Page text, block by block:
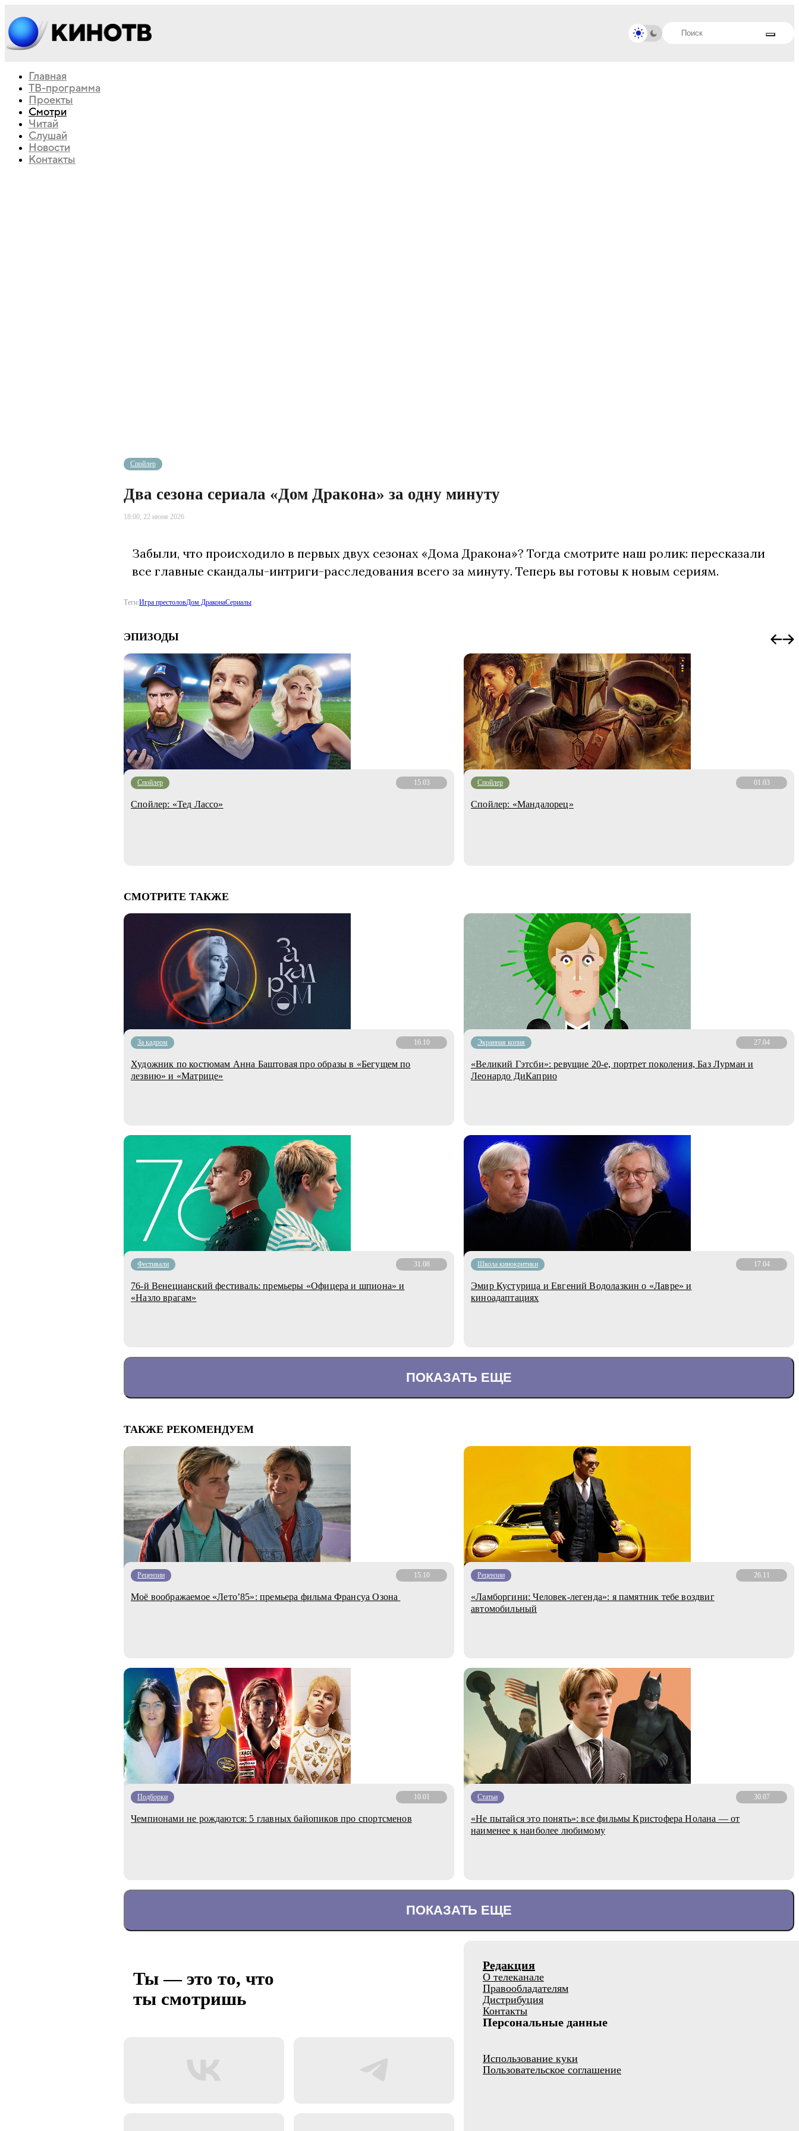
Главная
ТВ-программа
Проекты
Смотри
Читай
Слушай
Новости
Контакты
Cпойлер
Два сезона сериала «Дом Дракона» за одну минуту
18:00, 22 июня 2026
Забыли, что происходило в первых двух сезонах «Дома Дракона»? Тогда смотрите наш ролик: пересказали
все главные скандалы-интриги-расследования всего за минуту. Теперь вы готовы к новым сериям.
Теги:Игра престоловДом ДраконаСериалы
ЭПИЗОДЫ
Cпойлер 15.03
Спойлер: «Тед Лассо»
Cпойлер 01.03
Спойлер: «Мандалорец»
СМОТРИТЕ ТАКЖЕ
За кадром 16.10
Художник по костюмам Анна Баштовая про образы в «Бегущем по
лезвию» и «Матрице»
Экранная копия 27.04
«Великий Гэтсби»: ревущие 20-е, портрет поколения, Баз Лурман и
Леонардо ДиКаприо
Фестивали 31.08
76-й Венецианский фестиваль: премьеры «Офицера и шпиона» и
«Назло врагам»
Школа кинокритики 17.04
Эмир Кустурица и Евгений Водолазкин о «Лавре» и
киноадаптациях
ПОКАЗАТЬ ЕЩЕ
ТАКЖЕ РЕКОМЕНДУЕМ
Рецензии 15.10
Моё воображаемое «Лето’85»: премьера фильма Франсуа Озона
Рецензии 26.11
«Ламборгини: Человек-легенда»: я памятник тебе воздвиг
автомобильный
Подборки 10.01
Чемпионами не рождаются: 5 главных байопиков про спортсменов
Статьи 30.07
«Не пытайся это понять»: все фильмы Кристофера Нолана — от
наименее к наиболее любимому
ПОКАЗАТЬ ЕЩЕ
Ты — это то, что
ты смотришь
Редакция
О телеканале
Правообладателям
Дистрибуция
Контакты
Персональные данные
Использование куки
Пользовательское соглашение